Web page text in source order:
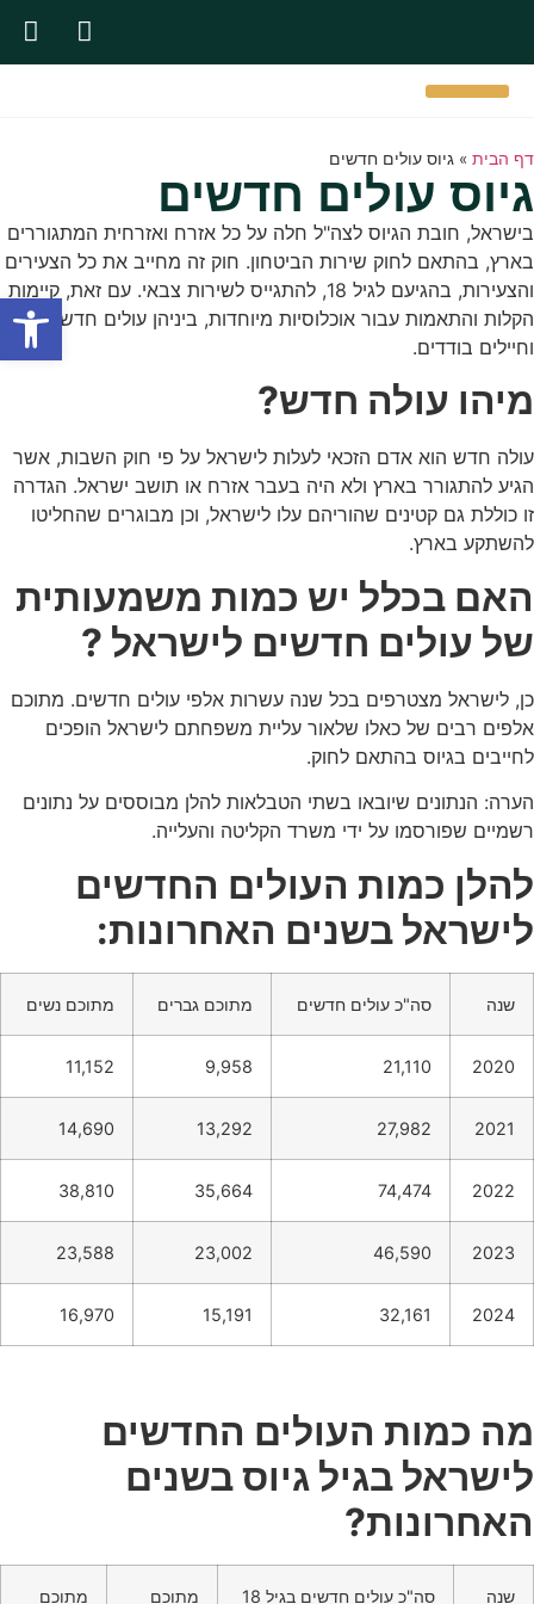
דף הבית » גיוס עולים חדשים
גיוס עולים חדשים
בישראל, חובת הגיוס לצה"ל חלה על כל אזרח ואזרחית המתגוררים
בארץ, בהתאם לחוק שירות הביטחון. חוק זה מחייב את כל הצעירים
והצעירות, בהגיעם לגיל 18, להתגייס לשירות צבאי. עם זאת, קיימות
הקלות והתאמות עבור אוכלוסיות מיוחדות, ביניהן עולים חדשים
וחיילים בודדים.
מיהו עולה חדש?
עולה חדש הוא אדם הזכאי לעלות לישראל על פי חוק השבות, אשר
הגיע להתגורר בארץ ולא היה בעבר אזרח או תושב ישראל. הגדרה
זו כוללת גם קטינים שהוריהם עלו לישראל, וכן מבוגרים שהחליטו
להשתקע בארץ.
האם בכלל יש כמות משמעותית
של עולים חדשים לישראל ?
כן, לישראל מצטרפים בכל שנה עשרות אלפי עולים חדשים. מתוכם
אלפים רבים של כאלו שלאור עליית משפחתם לישראל הופכים
לחייבים בגיוס בהתאם לחוק.
הערה: הנתונים שיובאו בשתי הטבלאות להלן מבוססים על נתונים
רשמיים שפורסמו על ידי משרד הקליטה והעלייה.
להלן כמות העולים החדשים
לישראל בשנים האחרונות:
שנה סה"כ עולים חדשים מתוכם גברים מתוכם נשים
2020
21,110
9,958
11,152
2021
27,982
13,292
14,690
2022
74,474
35,664
38,810
2023
46,590
23,002
23,588
2024
32,161
15,191
16,970
מה כמות העולים החדשים
לישראל בגיל גיוס בשנים
האחרונות?
שנה סה"כ עולים חדשים בגיל 18 מתוכם מתוכם
פתח